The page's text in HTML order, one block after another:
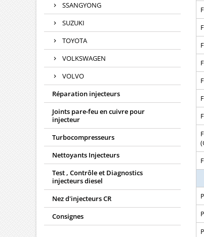
SSANGYONG
SUZUKI
TOYOTA
VOLKSWAGEN
VOLVO
Réparation injecteurs
Joints pare-feu en cuivre pour
injecteur
Turbocompresseurs
Nettoyants Injecteurs
Test , Contrôle et Diagnostics
injecteurs diesel
Nez d'injecteurs CR
Consignes